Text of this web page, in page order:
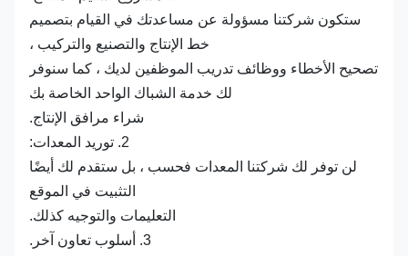
ستكون شركتنا مسؤولة عن مساعدتك في القيام بتصميم
خط الإنتاج والتصنيع والتركيب ،
تصحيح الأخطاء ووظائف تدريب الموظفين لديك ، كما سنوفر
لك خدمة الشباك الواحد الخاصة بك
شراء مرافق الإنتاج.
لن توفر لك شركتنا المعدات فحسب ، بل ستقدم لك أيضًا
التثبيت في الموقع
التعليمات والتوجيه كذلك.